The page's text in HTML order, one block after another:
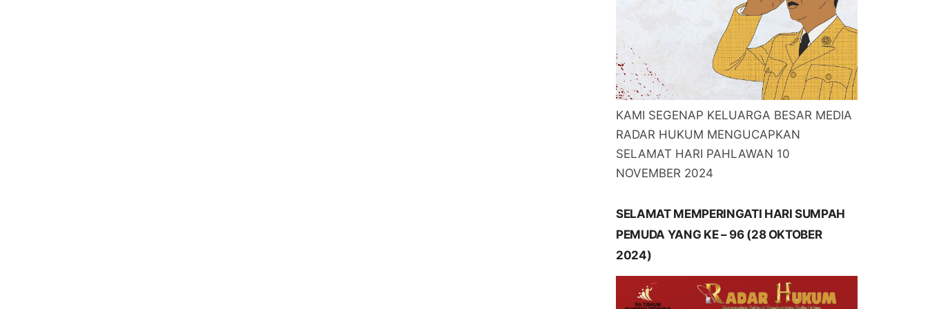
KAMI SEGENAP KELUARGA BESAR MEDIA
RADAR HUKUM MENGUCAPKAN
SELAMAT HARI PAHLAWAN 10
NOVEMBER 2024
SELAMAT MEMPERINGATI HARI SUMPAH
PEMUDA YANG KE – 96 (28 OKTOBER
2024)